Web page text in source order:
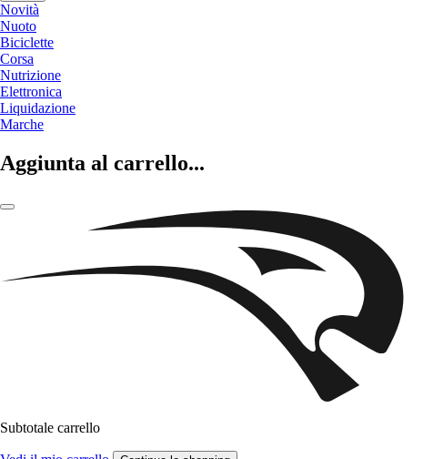
Novità
Nuoto
Biciclette
Corsa
Nutrizione
Elettronica
Liquidazione
Marche
Aggiunta al carrello...
Subtotale carrello